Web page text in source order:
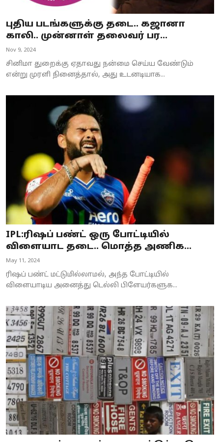
புதிய படங்களுக்கு தடை.. கஜானா
காலி.. முன்னாள் தலைவர் பர...
Nov 9, 2024
சினிமா துறைக்கு ஏதாவது நன்மை செய்ய வேண்டும்
என்று முரளி நினைத்தால், அது உடனடியாக...
IPL:ரிஷப் பண்ட் ஒரு போட்டியில்
விளையாட தடை.. மொத்த அணிக...
May 11, 2024
ரிஷப் பண்ட் மட்டுமில்லாமல், அந்த போட்டியில்
விளையாடிய அனைத்து டெல்லி பிளேயர்களுக...